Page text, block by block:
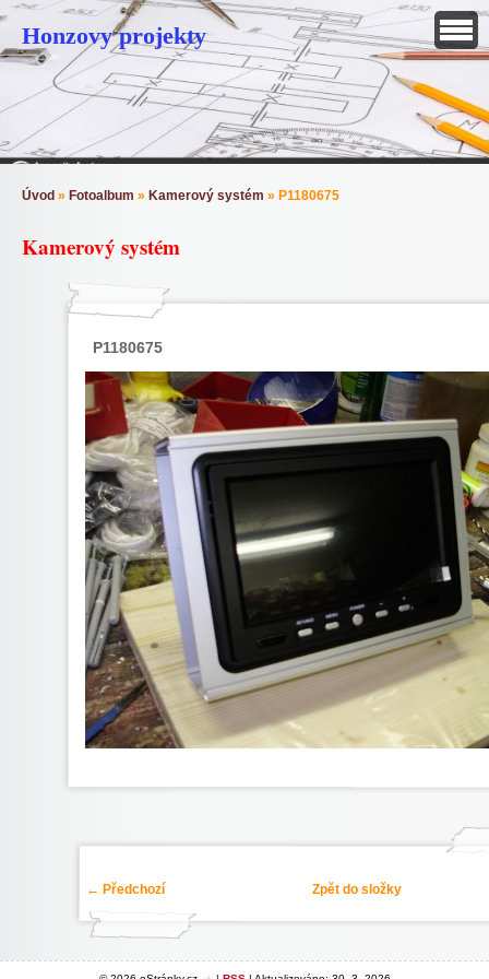
Honzovy projekty
Úvod » Fotoalbum » Kamerový systém » P1180675
Kamerový systém
P1180675
← Předchozí Zpět do složky